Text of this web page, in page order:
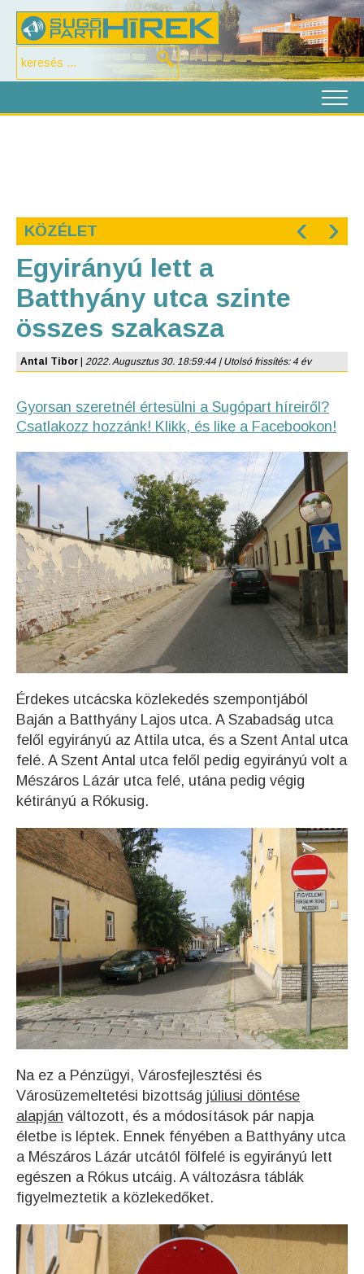
KÖZÉLET ‹ ›
Egyirányú lett a
Batthyány utca szinte
összes szakasza
Antal Tibor 2022. Augusztus 30. 18:59:44 | Utolsó frissítés: 4 év
Gyorsan szeretnél értesülni a Sugópart híreiről?
Csatlakozz hozzánk! Klikk, és like a Facebookon!
Érdekes utcácska közlekedés szempontjából
Baján a Batthyány Lajos utca. A Szabadság utca
felől egyirányú az Attila utca, és a Szent Antal utca
felé. A Szent Antal utca felől pedig egyirányú volt a
Mészáros Lázár utca felé, utána pedig végig
kétirányú a Rókusig.
Na ez a Pénzügyi, Városfejlesztési és
Városüzemeltetési bizottság júliusi döntése
alapján változott, és a módosítások pár napja
életbe is léptek. Ennek fényében a Batthyány utca
a Mészáros Lázár utcától fölfelé is egyirányú lett
egészen a Rókus utcáig. A változásra táblák
figyelmeztetik a közlekedőket.